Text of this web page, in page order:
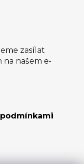
zasílat
našem e-
podmínkami